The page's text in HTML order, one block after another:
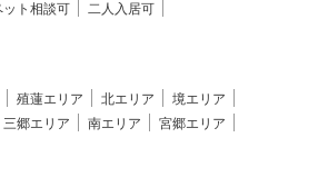
ット相談可
二人入居可
殖蓮エリア 北エリア
境エリア
三郷エリア 南エリア
宮郷エリア